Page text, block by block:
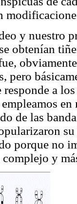
y nuestro
obtenían
pero
a
de las
porque no
y